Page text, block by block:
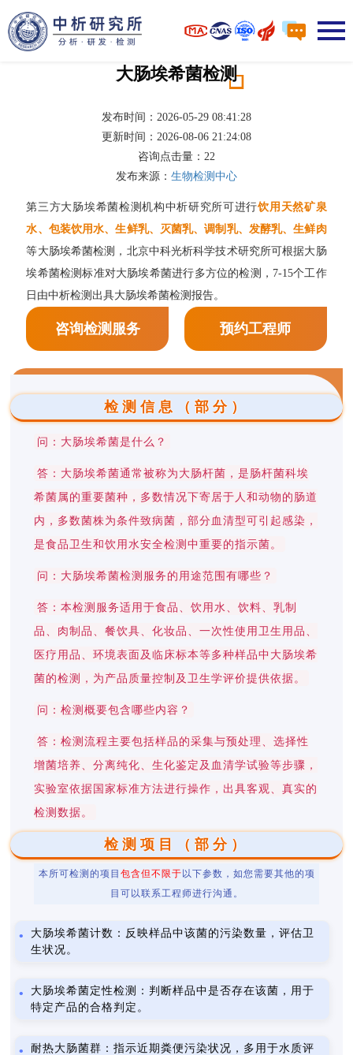
大肠埃希菌检测
发布时间：2026-05-29 08:41:28
更新时间：2026-08-06 21:24:08
咨询点击量： 22
发布来源： 生物检测中心
第三方大肠埃希菌检测机构中析研究所可进行饮用天然矿泉
水、包装饮用水、生鲜乳、灭菌乳、调制乳、发酵乳、生鲜肉
等大肠埃希菌检测，北京中科光析科学技术研究所可根据大肠
埃希菌检测标准对大肠埃希菌进行多方位的检测，7-15个工作
日由中析检测出具大肠埃希菌检测报告。
咨询检测服务 预约工程师
检测信息（部分）
问：大肠埃希菌是什么？
答：大肠埃希菌通常被称为大肠杆菌，是肠杆菌科埃
希菌属的重要菌种，多数情况下寄居于人和动物的肠道
内，多数菌株为条件致病菌，部分血清型可引起感染，
是食品卫生和饮用水安全检测中重要的指示菌。
问：大肠埃希菌检测服务的用途范围有哪些？
答：本检测服务适用于食品、饮用水、饮料、乳制
品、肉制品、餐饮具、化妆品、一次性使用卫生用品、
医疗用品、环境表面及临床标本等多种样品中大肠埃希
菌的检测，为产品质量控制及卫生学评价提供依据。
问：检测概要包含哪些内容？
答：检测流程主要包括样品的采集与预处理、选择性
增菌培养、分离纯化、生化鉴定及血清学试验等步骤，
实验室依据国家标准方法进行操作，出具客观、真实的
检测数据。
检测项目（部分）
本所可检测的项目 包含但不限于 以下参数，如您需要其他的项
目可以联系工程师进行沟通。
大肠埃希菌计数：反映样品中该菌的污染数量，评估卫
生状况。
大肠埃希菌定性检测：判断样品中是否存在该菌，用于
特定产品的合格判定。
耐热大肠菌群：指示近期粪便污染状况，多用于水质评